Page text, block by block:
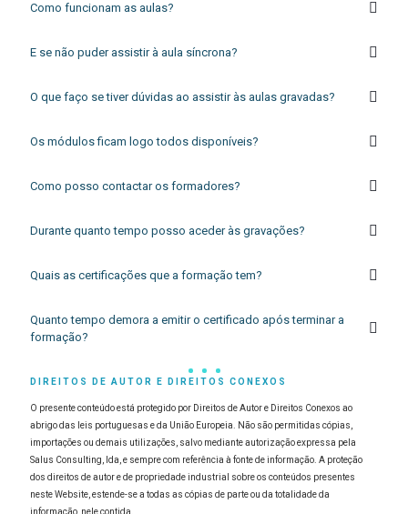
Como funcionam as aulas?
E se não puder assistir à aula síncrona?
O que faço se tiver dúvidas ao assistir às aulas gravadas?
Os módulos ficam logo todos disponíveis?
Como posso contactar os formadores?
Durante quanto tempo posso aceder às gravações?
Quais as certificações que a formação tem?
Quanto tempo demora a emitir o certificado após terminar a
formação?
DIREITOS DE AUTOR E DIREITOS CONEXOS
O presente conteúdo está protegido por Direitos de Autor e Direitos Conexos ao
abrigo das leis portuguesas e da União Europeia. Não são permitidas cópias,
importações ou demais utilizações, salvo mediante autorização expressa pela
Salus Consulting, lda, e sempre com referência à fonte de informação. A proteção
dos direitos de autor e de propriedade industrial sobre os conteúdos presentes
neste Website, estende-se a todas as cópias de parte ou da totalidade da
informação, nele contida.